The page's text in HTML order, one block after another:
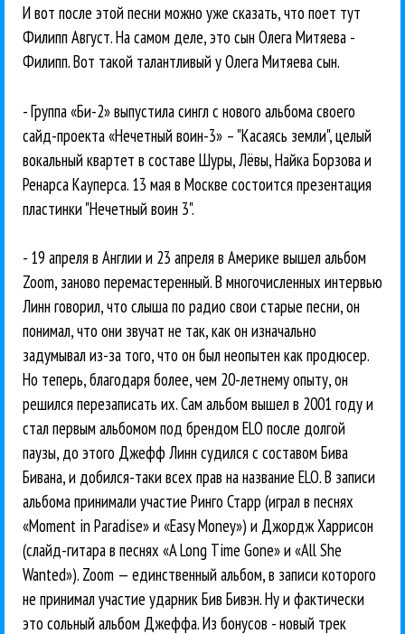
И вот после этой песни можно уже сказать, что поет тут
Филипп Август. На самом деле, это сын Олега Митяева -
Филипп. Вот такой талантливый у Олега Митяева сын.
- Группа «Би-2» выпустила сингл с нового альбома своего
сайд-проекта «Нечетный воин-3» – "Касаясь земли", целый
вокальный квартет в составе Шуры, Лёвы, Найка Борзова и
Ренарса Кауперса. 13 мая в Москве состоится презентация
пластинки "Нечетный воин 3".
- 19 апреля в Англии и 23 апреля в Америке вышел альбом
Zoom, заново перемастеренный. В многочисленных интервью
Линн говорил, что слыша по радио свои старые песни, он
понимал, что они звучат не так, как он изначально
задумывал из-за того, что он был неопытен как продюсер.
Но теперь, благодаря более, чем 20-летнему опыту, он
решился перезаписать их. Сам альбом вышел в 2001 году и
стал первым альбомом под брендом ELO после долгой
паузы, до этого Джефф Линн судился с составом Бива
Бивана, и добился-таки всех прав на название ELO. В записи
альбома принимали участие Ринго Старр (играл в песнях
«Moment in Paradise» и «Easy Money») и Джордж Харрисон
(слайд-гитара в песнях «A Long Time Gone» и «All She
Wanted»). Zoom — единственный альбом, в записи которого
не принимал участие ударник Бив Бивэн. Ну и фактически
это сольный альбом Джеффа. Из бонусов - новый трек